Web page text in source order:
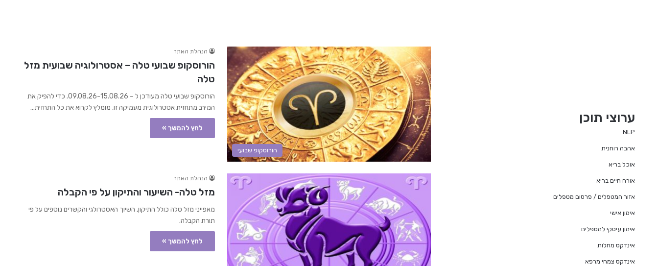
הורוסקופ שבועי
הנהלת האתר
הורוסקופ שבועי טלה – אסטרולוגיה שבועית מזל
טלה
הורוסקופ שבועי טלה מעודכן ל – 09.08.26-15.08.26. כדי להפיק את
המירב מתחזית אסטרולוגית מעמיקה זו, מומלץ לקרוא את כל התחזית…
לחץ להמשך »
הנהלת האתר
מזל טלה- השיעור והתיקון על פי הקבלה
מאפייני מזל טלה כולל התיקון, השיוך האסטרולגי והקשרים נוספים על פי
תורת הקבלה.
לחץ להמשך »
ערוצי תוכן
NLP
אהבה רוחנית
אוכל בריא
אורח חיים בריא
אזור המטפלים / פרסום מטפלים
אימון אישי
אימון עיסקי למטפלים
אינדקס מחלות
אינדקס צמחי מרפא